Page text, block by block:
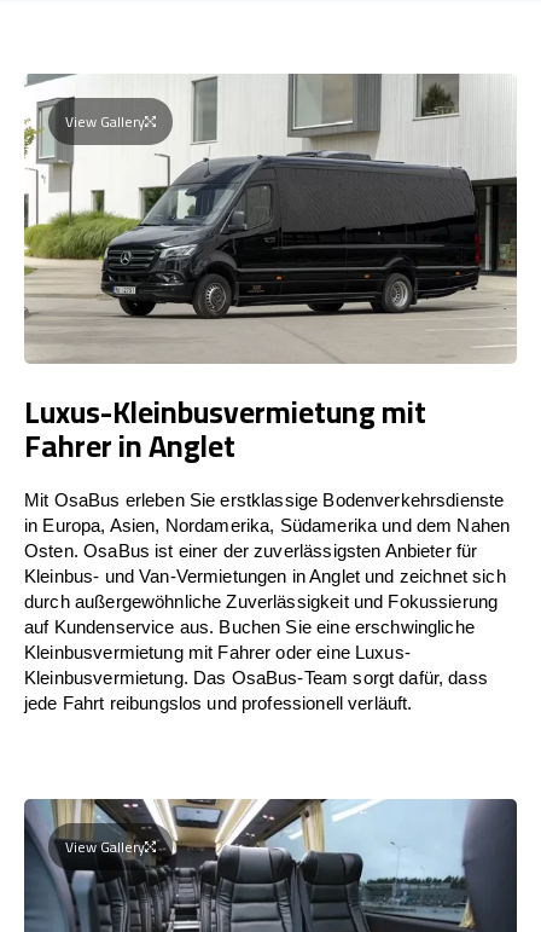
View Gallery
Luxus-Kleinbusvermietung mit
Fahrer in Anglet
Mit OsaBus erleben Sie erstklassige Bodenverkehrsdienste
in Europa, Asien, Nordamerika, Südamerika und dem Nahen
Osten. OsaBus ist einer der zuverlässigsten Anbieter für
Kleinbus- und Van-Vermietungen in Anglet und zeichnet sich
durch außergewöhnliche Zuverlässigkeit und Fokussierung
auf Kundenservice aus. Buchen Sie eine erschwingliche
Kleinbusvermietung mit Fahrer oder eine Luxus-
Kleinbusvermietung. Das OsaBus-Team sorgt dafür, dass
jede Fahrt reibungslos und professionell verläuft.
View Gallery